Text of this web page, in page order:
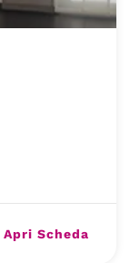
Apri Scheda